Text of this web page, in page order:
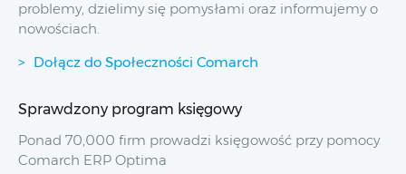
problemy, dzielimy się pomysłami oraz informujemy o
nowościach.
Dołącz do Społeczności Comarch
Sprawdzony program księgowy
Ponad 70,000 firm prowadzi księgowość przy pomocy
Comarch ERP Optima